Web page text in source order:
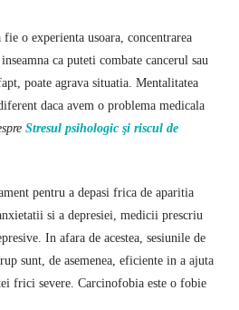
o experienta usoara, concentrarea
ca puteti combate cancerul sau
poate agrava situatia. Mentalitatea
daca avem o problema medicala
Stresul psihologic şi riscul de
pentru a depasi frica de aparitia
si a depresiei, medicii prescriu
In afara de acestea, sesiunile de
sunt, de asemenea, eficiente in a ajuta
frici severe. Carcinofobia este o fobie